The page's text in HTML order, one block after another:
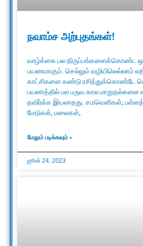
நவாம்ச அற்புதங்கள்!
வாழ்க்கை பல திருப்பங்களைக்கொண்ட
பயணமாகும். செல்லும் வழியிலெல்லாம்
காட்சிகளை கண்டு ரசித்துக்கொண்டே
பயணத்தில் பல பருவ கால மாறுதல்களை
தவிர்க்க இயலாதது. சமவெளிகள்,
மேடுகள், மலைகள்,
மேலும் படிக்கவும் »
ஜூன் 24, 2023